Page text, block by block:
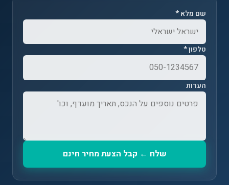
שם מלא *
טלפון *
הערות
שלח ← קבל הצעת מחיר חינם